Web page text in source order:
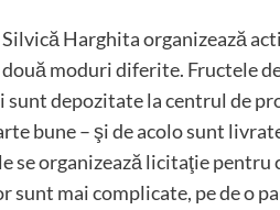
Harghita organizează
moduri diferite. Fructele
sunt depozitate la centrul de
bune – şi de acolo sunt
se organizează licitaţie
sunt mai complicate, pe de o